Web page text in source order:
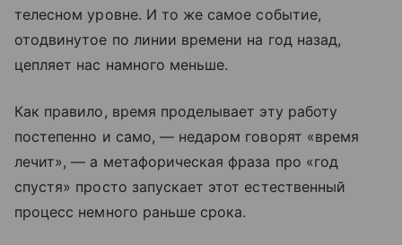
телесном уровне. И то же самое событие,
отодвинутое по линии времени на год назад,
цепляет нас намного меньше.
Как правило, время проделывает эту работу
постепенно и само, — недаром говорят «время
лечит», — а метафорическая фраза про «год
спустя» просто запускает этот естественный
процесс немного раньше срока.